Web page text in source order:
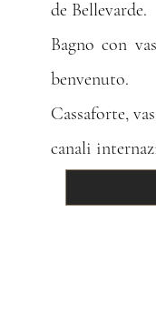
de Bellevarde.
Bagno con
benvenuto.
Cassaforte,
canali